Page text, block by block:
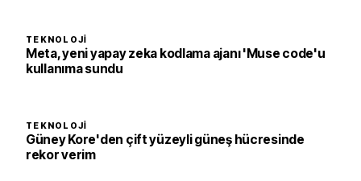
TEKNOLOJI
Meta, yeni yapay zeka kodlama ajanı 'Muse code'u
kullanıma sundu
TEKNOLOJI
Güney Kore'den çift yüzeyli güneş hücresinde
rekor verim